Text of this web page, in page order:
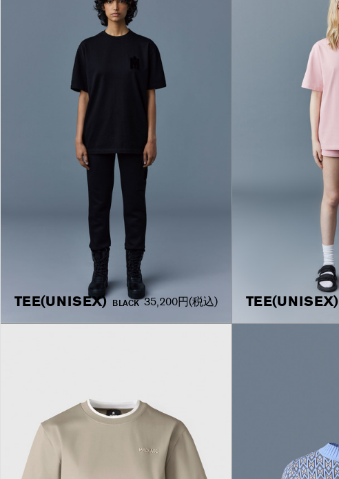
TEE(UNISEX) BLACK 35,200円(税込) TEE(UNISEX)